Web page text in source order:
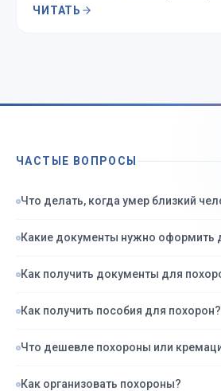
ЧИТАТЬ
ЧАСТЫЕ ВОПРОСЫ
Что делать, когда умер близкий
Какие документы нужно оформить
Как получить документы для
Как получить пособия для похорон?
Что дешевле похороны или
Как организовать похороны?